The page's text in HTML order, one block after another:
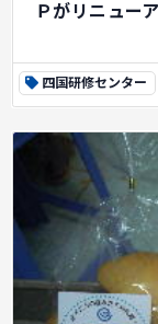
Ｐがリニュー
四国研修センター